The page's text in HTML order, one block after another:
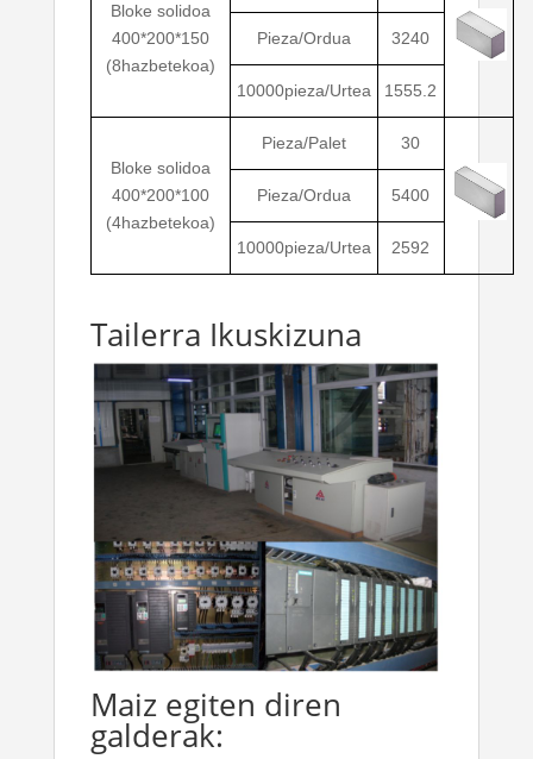
Bloke solidoa
400*200*150
(8hazbetekoa)
Pieza/Ordua 3240
10000pieza/Urtea 1555.2
Bloke solidoa
400*200*100
(4hazbetekoa)
Pieza/Palet 30
Pieza/Ordua 5400
10000pieza/Urtea 2592
Tailerra Ikuskizuna
Maiz egiten diren
galderak: